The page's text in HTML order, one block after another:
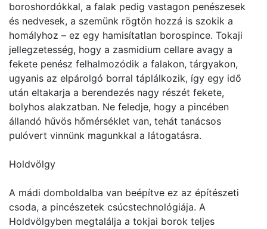
boroshordókkal, a falak pedig vastagon penészesek
és nedvesek, a szemünk rögtön hozzá is szokik a
homályhoz – ez egy hamisítatlan borospince. Tokaji
jellegzetesség, hogy a zasmidium cellare avagy a
fekete penész felhalmozódik a falakon, tárgyakon,
ugyanis az elpárolgó borral táplálkozik, így egy idő
után eltakarja a berendezés nagy részét fekete,
bolyhos alakzatban. Ne feledje, hogy a pincében
állandó hűvös hőmérséklet van, tehát tanácsos
pulóvert vinnünk magunkkal a látogatásra.
Holdvölgy
A mádi domboldalba van beépítve ez az építészeti
csoda, a pincészetek csúcstechnológiája. A
Holdvölgyben megtalálja a tokjai borok teljes